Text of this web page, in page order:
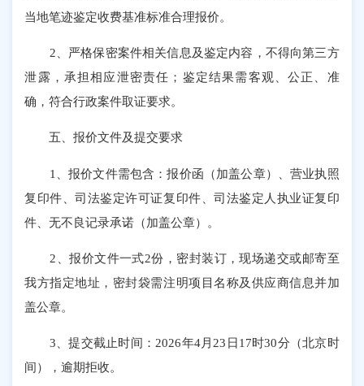
当地笔迹鉴定收费基准标准合理报价。
2、严格保密案件相关信息及鉴定内容，不得向第三方
泄露，承担相应泄密责任；鉴定结果需客观、公正、准
确，符合行政案件取证要求。
五、报价文件及提交要求
1、报价文件需包含：报价函（加盖公章）、营业执照
复印件、司法鉴定许可证复印件、司法鉴定人执业证复印
件、无不良记录承诺（加盖公章）。
2、报价文件一式2份，密封装订，现场递交或邮寄至
我方指定地址，密封袋需注明项目名称及供应商信息并加
盖公章。
3、提交截止时间：2026年4月23日17时30分（北京时
间），逾期拒收。